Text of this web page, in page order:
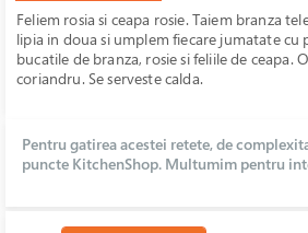
Feliem rosia si ceapa rosie. Taiem branza
lipia in doua si umplem fiecare jumatate cu
bucatile de branza, rosie si feliile de ceapa.
coriandru. Se serveste calda.
Pentru gatirea acestei retete, de
puncte KitchenShop. Multumim pentru